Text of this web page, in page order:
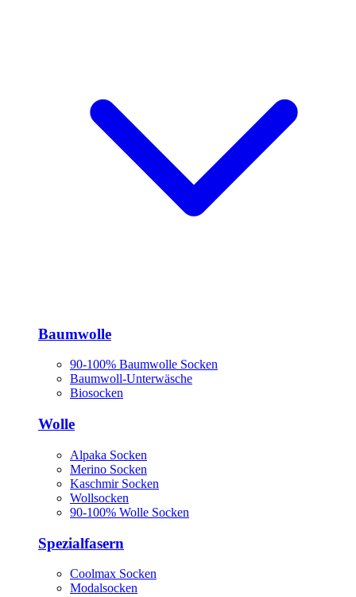
Baumwolle
90-100% Baumwolle Socken
Baumwoll-Unterwäsche
Biosocken
Wolle
Alpaka Socken
Merino Socken
Kaschmir Socken
Wollsocken
90-100% Wolle Socken
Spezialfasern
Coolmax Socken
Modalsocken